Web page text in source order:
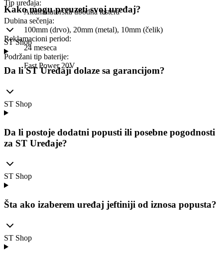
Tip uređaja:
Akumulatorska ubodna testera
Dubina sečenja:
100mm (drvo), 20mm (metal), 10mm (čelik)
Reklamacioni period:
24 meseca
Podržani tip baterije:
Fast Power 20V
Kako mogu preuzeti svoj uređaj?
ST Shop
Da li ST Uređaji dolaze sa garancijom?
ST Shop
Da li postoje dodatni popusti ili posebne pogodnosti
za ST Uređaje?
ST Shop
Šta ako izaberem uređaj jeftiniji od iznosa popusta?
ST Shop